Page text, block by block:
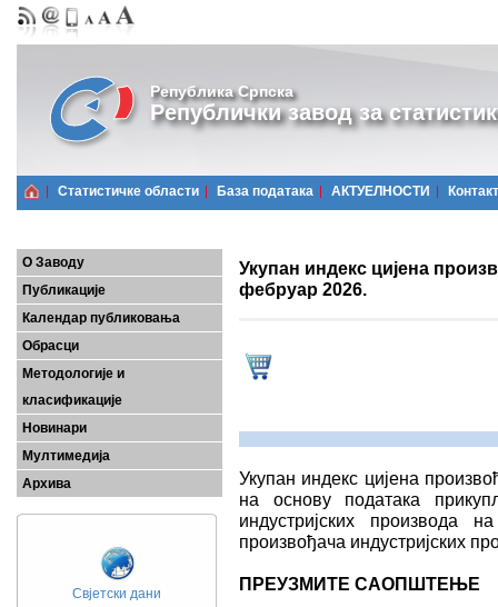
Република Српска
Републички завод за
Статистичке области Базa података АКТУЕЛНОСТИ Контакт
О Заводу
Публикације
Календар публиковања
Обрасци
Методологије и
класификације
Новинари
Мултимедија
Архива
Свјетски дани
Укупан индекс цијена
фебруар 2026.
Укупан индекс цијена
на основу података
индустријских производа
произвођача индустријских
ПРЕУЗМИТЕ САОПШТЕЊЕ